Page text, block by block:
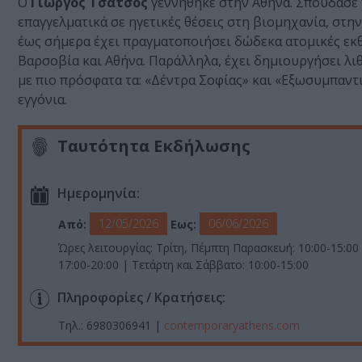
επαγγελματικά σε ηγετικές θέσεις στη βιομηχανία,
έως σήμερα έχει πραγματοποιήσει δώδεκα ατομικές
Βαρσοβία και Αθήνα. Παράλληλα, έχει δημιουργήσει
με πιο πρόσφατα τα: «Δέντρα Σοφίας» και
εγγόνια.
Ταυτότητα Εκδήλωσης
Ημερομηνία:
Από: 12/05/2026 Εως:
06/06/2026
Ώρες λειτουργίας: Τρίτη, Πέμπτη Παρασκευή: 10:00-15:00
17:00-20:00 | Τετάρτη και Σάββατο: 10:00-15:00
Πληροφορίες / Κρατήσεις:
Τηλ.: 6980306941 | contemporaryathens.com